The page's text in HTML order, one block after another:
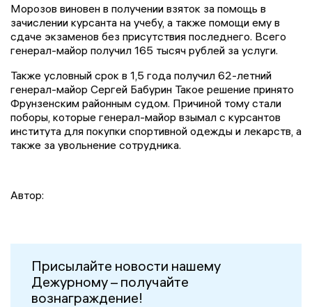
Морозов виновен в получении взяток за помощь в
зачислении курсанта на учебу, а также помощи ему в
сдаче экзаменов без присутствия последнего. Всего
генерал-майор получил 165 тысяч рублей за услуги.
Также условный срок в 1,5 года получил 62-летний
генерал-майор Сергей Бабурин Такое решение принято
Фрунзенским районным судом. Причиной тому стали
поборы, которые генерал-майор взымал с курсантов
института для покупки спортивной одежды и лекарств, а
также за увольнение сотрудника.
Автор:
Присылайте новости нашему
Дежурному – получайте
вознаграждение!